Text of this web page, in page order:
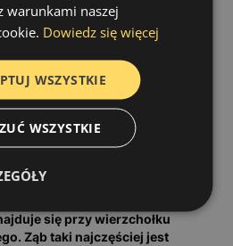
torbiele w zatoce
się przy wierzchołku
Ząb taki najczęściej jest
warunkami naszej
Dowiedz się więcej
WSZYSTKIE
WSZYSTKIE